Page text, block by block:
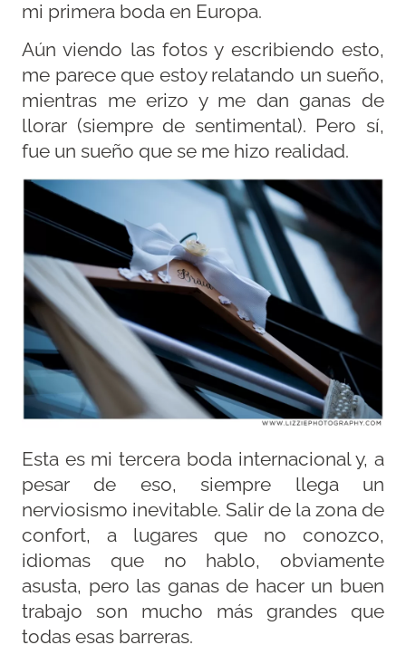
mi primera boda en Europa.
Aún viendo las fotos y escribiendo esto,
me parece que estoy relatando un sueño,
mientras me erizo y me dan ganas de
llorar (siempre de sentimental). Pero sí,
fue un sueño que se me hizo realidad.
Esta es mi tercera boda internacional y, a
pesar de eso, siempre llega un
nerviosismo inevitable. Salir de la zona de
confort, a lugares que no conozco,
idiomas que no hablo, obviamente
asusta, pero las ganas de hacer un buen
trabajo son mucho más grandes que
todas esas barreras.